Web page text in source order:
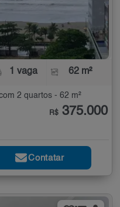
1 vaga 62 m²
2 quartos - 62 m²
R$ 375.000
Contatar